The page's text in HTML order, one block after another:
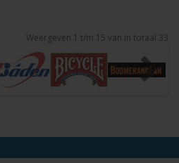
Weergeven 1 t/m 15 van in totaal 33